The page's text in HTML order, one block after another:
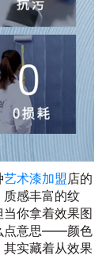
艺术漆加盟店的
感丰富的纹
你拿着效果图
点意思——颜色
实藏着从效果